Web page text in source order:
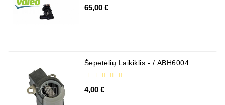
65,00 €
Šepetėlių Laikiklis - / ABH6004
4,00 €